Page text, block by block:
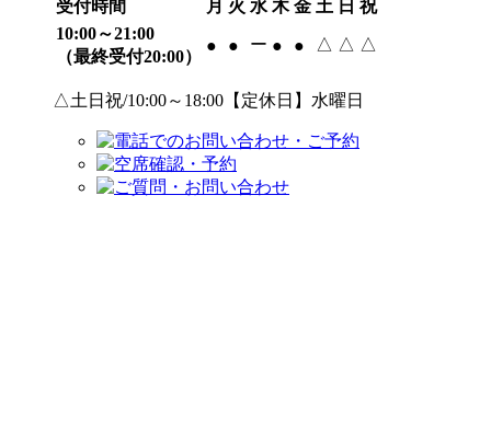
受付時間 月 火 水 木 金 土 日 祝
10:00～21:00
（最終受付20:00）
● ● ー ● ● △ △ △
△土日祝/10:00～18:00【定休日】水曜日